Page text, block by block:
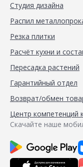
Студия дизайна
Распил
Резка плитки
Расчёт кухни и
Пересадка растений
Гарантийный отдел
Возврат/обмен
Центр компетенций
Скачайте наше